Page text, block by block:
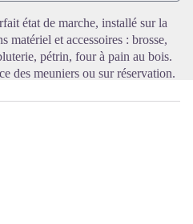
état de marche, installé sur la
matériel et accessoires : brosse,
pétrin, four à pain au bois.
des meuniers ou sur réservation.